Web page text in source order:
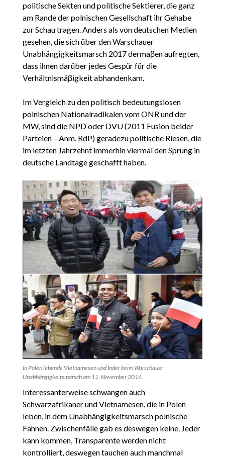
politische Sekten und politische Sektierer, die ganz
am Rande der polnischen Gesellschaft ihr Gehabe
zur Schau tragen. Anders als von deutschen Medien
gesehen, die sich über den Warschauer
Unabhängigkeitsmarsch 2017 dermaβen aufregten,
dass ihnen darüber jedes Gespür für die
Verhältnismäβigkeit abhandenkam.
Im Vergleich zu den politisch bedeutungslosen
polnischen Nationalradikalen vom ONR und der
MW, sind die NPD oder DVU (2011 Fusion beider
Parteien – Anm. RdP) geradezu politische Riesen, die
im letzten Jahrzehnt immerhin viermal den Sprung in
deutsche Landtage geschafft haben.
In Polen lebende Vietnamesen und Inder beim Warschauer
Unabhängigkeitsmarsch am 11. November 2016.
Interessanterweise schwangen auch
Schwarzafrikaner und Vietnamesen, die in Polen
leben, in dem Unabhängigkeitsmarsch polnische
Fahnen. Zwischenfälle gab es deswegen keine. Jeder
kann kommen, Transparente werden nicht
kontrolliert, deswegen tauchen auch manchmal